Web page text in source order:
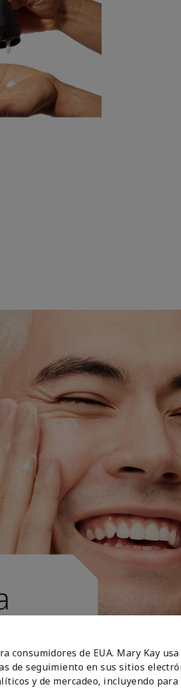
consumidores de EUA. Mary Kay
de seguimiento en sus sitios
y de mercadeo, incluyendo